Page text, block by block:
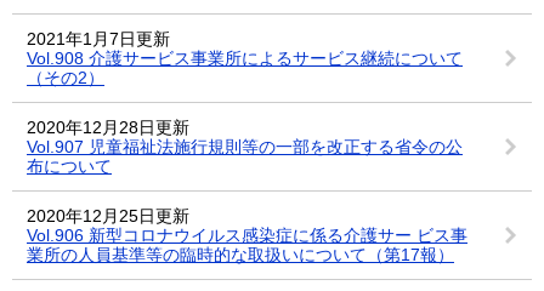
2021年1月7日更新
Vol.908 介護サービス事業所によるサービス継続について
（その2）
2020年12月28日更新
Vol.907 児童福祉法施行規則等の一部を改正する省令の公
布について
2020年12月25日更新
Vol.906 新型コロナウイルス感染症に係る介護サー ビス事
業所の人員基準等の臨時的な取扱いについて（第17報）